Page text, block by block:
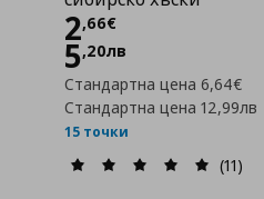
с любими
2,66€
Цена
5,20лв
Стандартна цена 6,64€
Стандартна цена 12,99лв
15 точки
(11)